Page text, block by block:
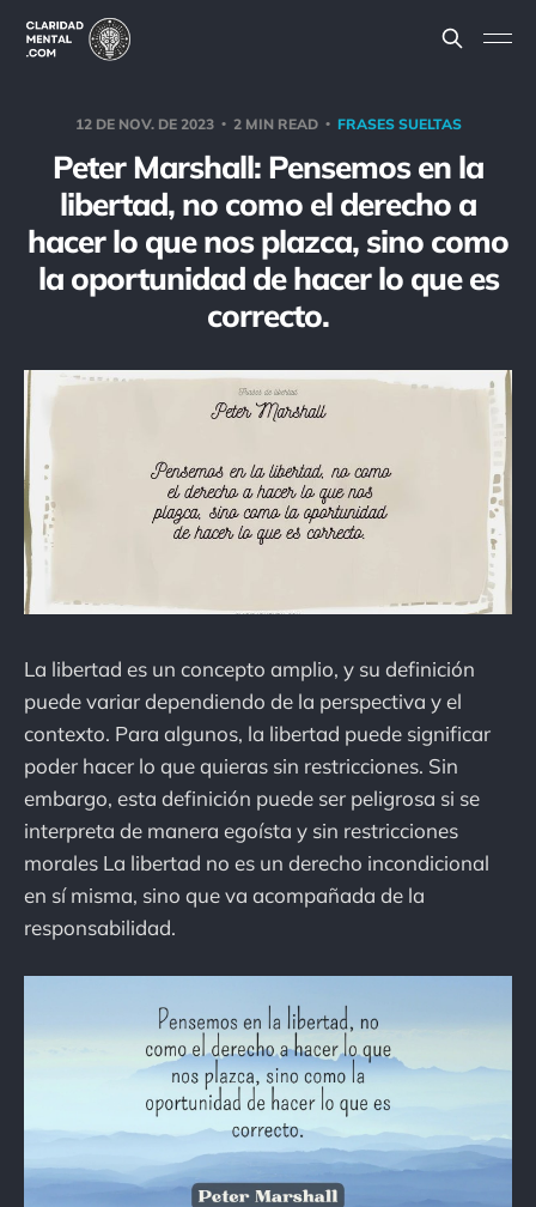
12 DE NOV. DE 2023 2 MIN READ FRASES SUELTAS
Peter Marshall: Pensemos en la
libertad, no como el derecho a
hacer lo que nos plazca, sino como
la oportunidad de hacer lo que es
correcto.
La libertad es un concepto amplio, y su definición
puede variar dependiendo de la perspectiva y el
contexto. Para algunos, la libertad puede significar
poder hacer lo que quieras sin restricciones. Sin
embargo, esta definición puede ser peligrosa si se
interpreta de manera egoísta y sin restricciones
morales La libertad no es un derecho incondicional
en sí misma, sino que va acompañada de la
responsabilidad.